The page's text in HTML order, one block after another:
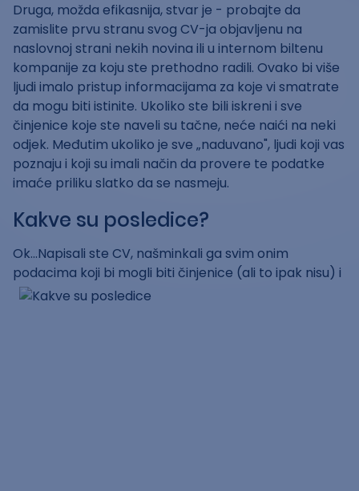
Druga, možda efikasnija, stvar je - probajte da
zamislite prvu stranu svog CV-ja objavljenu na
naslovnoj strani nekih novina ili u internom biltenu
kompanije za koju ste prethodno radili. Ovako bi više
ljudi imalo pristup informacijama za koje vi smatrate
da mogu biti istinite. Ukoliko ste bili iskreni i sve
činjenice koje ste naveli su tačne, neće naići na neki
odjek. Međutim ukoliko je sve „naduvano", ljudi koji vas
poznaju i koji su imali način da provere te podatke
imaće priliku slatko da se nasmeju.
Kakve su posledice?
Ok...Napisali ste CV, našminkali ga svim onim
podacima koji bi mogli biti činjenice (ali to ipak nisu) i